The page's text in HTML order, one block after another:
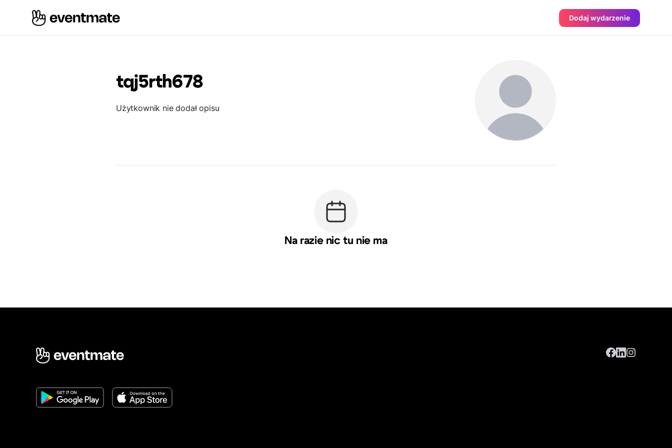
Dodaj wydarzenie
tqj5rth678
Użytkownik nie dodał opisu
Na razie nic tu nie ma